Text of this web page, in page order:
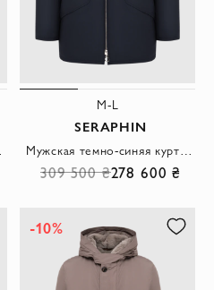
M-L
SERAPHIN
309 500 ₴278 600 ₴
-10%